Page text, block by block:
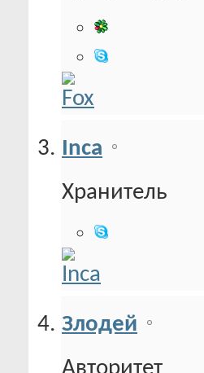
Inca
Хранитель
Злодей
Авторитет